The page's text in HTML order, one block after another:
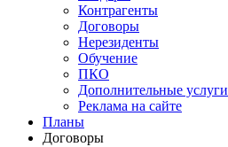
Контрагенты
Договоры
Нерезиденты
Обучение
ПКО
Дополнительные услуги
Реклама на сайте
Планы
Договоры